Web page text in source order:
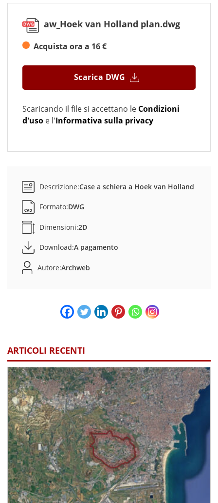
aw_Hoek van Holland plan.dwg
Acquista ora a 16 €
Scarica DWG
Scaricando il file si accettano le Condizioni
d'uso e l'Informativa sulla privacy
Descrizione:Case a schiera a Hoek van Holland
Formato:DWG
Dimensioni:2D
Download:A pagamento
Autore:Archweb
ARTICOLI RECENTI